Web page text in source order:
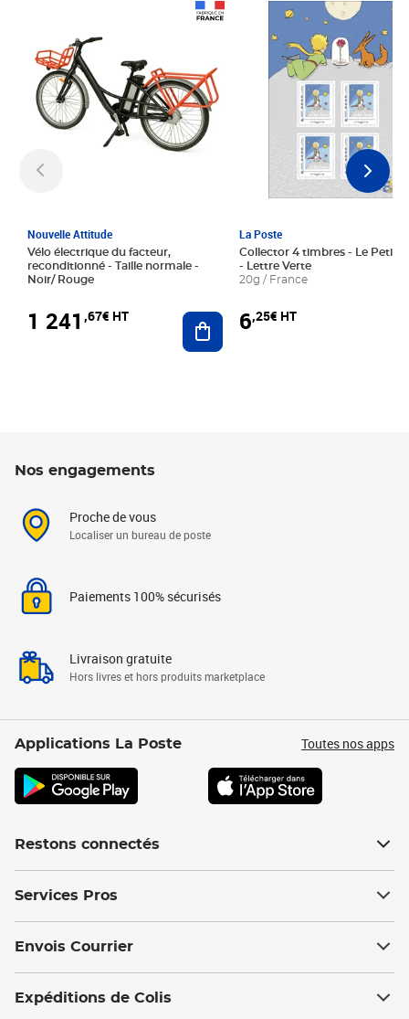
Nouvelle Attitude
Vélo électrique du facteur,
reconditionné - Taille normale -
Noir/ Rouge
1 241 ,67€ HT Ajouter au panier
La Poste
Collector 4 timbres - Le Petit
- Lettre Verte
20g / France
6,25€ HT
Prix 6,25€ HT
Nos engagements
Proche de vous
Localiser un bureau de poste
Paiements 100% sécurisés
Livraison gratuite
Hors livres et hors produits marketplace
Applications La Poste Toutes nos apps
Restons connectés
Services Pros
Envois Courrier
Expéditions de Colis